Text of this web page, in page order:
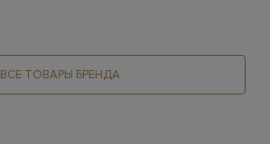
ВСЕ ТОВАРЫ БРЕНДА